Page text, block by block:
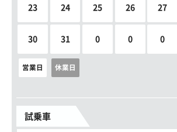
23 24 25 26 27
30 31 0 0 0
営業日 休業日
試乗車